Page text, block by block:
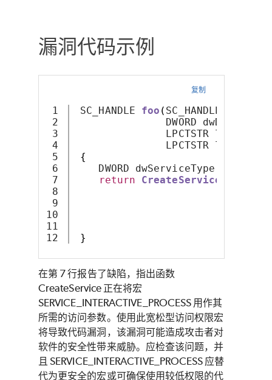
漏洞代码示例
复制
1
2
3
4
5
6
7
8
9
10
11
SC_HANDLE foo ( SC_HANDLE
DWORD
LPCTSTR
LPCTSTR
{
DWORD dwServiceType
return
CreateService
}
在第 7 行报告了缺陷，指出函数
CreateService 正在将宏
SERVICE_INTERACTIVE_PROCESS 用作其
所需的访问参数。使用此宽松型访问权限宏
将导致代码漏洞，该漏洞可能造成攻击者对
软件的安全性带来威胁。应检查该问题，并
且 SERVICE_INTERACTIVE_PROCESS 应替
代为更安全的宏或可确保使用较低权限的代